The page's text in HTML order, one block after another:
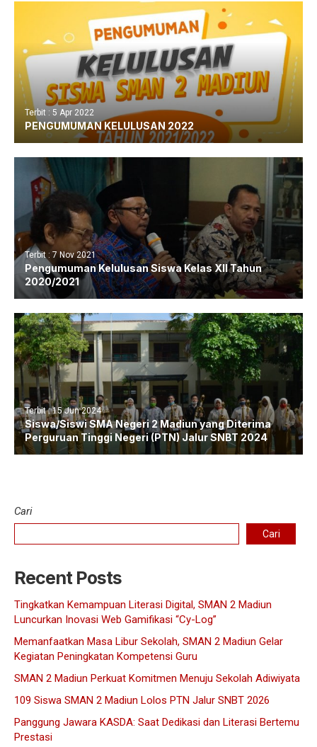
Terbit : 5 Apr 2022
PENGUMUMAN KELULUSAN 2022
Terbit : 7 Nov 2021
Pengumuman Kelulusan Siswa Kelas XII Tahun
2020/2021
Terbit : 15 Jun 2024
Siswa/Siswi SMA Negeri 2 Madiun yang Diterima
Perguruan Tinggi Negeri (PTN) Jalur SNBT 2024
Cari
Cari
Recent Posts
Tingkatkan Kemampuan Literasi Digital, SMAN 2 Madiun
Luncurkan Inovasi Web Gamifikasi “Cy-Log”
Memanfaatkan Masa Libur Sekolah, SMAN 2 Madiun Gelar
Kegiatan Peningkatan Kompetensi Guru
SMAN 2 Madiun Perkuat Komitmen Menuju Sekolah Adiwiyata
109 Siswa SMAN 2 Madiun Lolos PTN Jalur SNBT 2026
Panggung Jawara KASDA: Saat Dedikasi dan Literasi Bertemu
Prestasi